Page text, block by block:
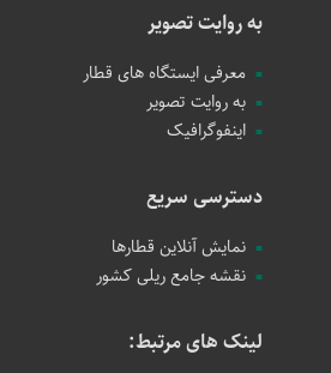
به روایت تصویر
معرفی ایستگاه های قطار
به روایت تصویر
اینفوگرافیک
دسترسی سریع
نمایش آنلاین قطارها
نقشه جامع ریلی کشور
لینک های مرتبط: